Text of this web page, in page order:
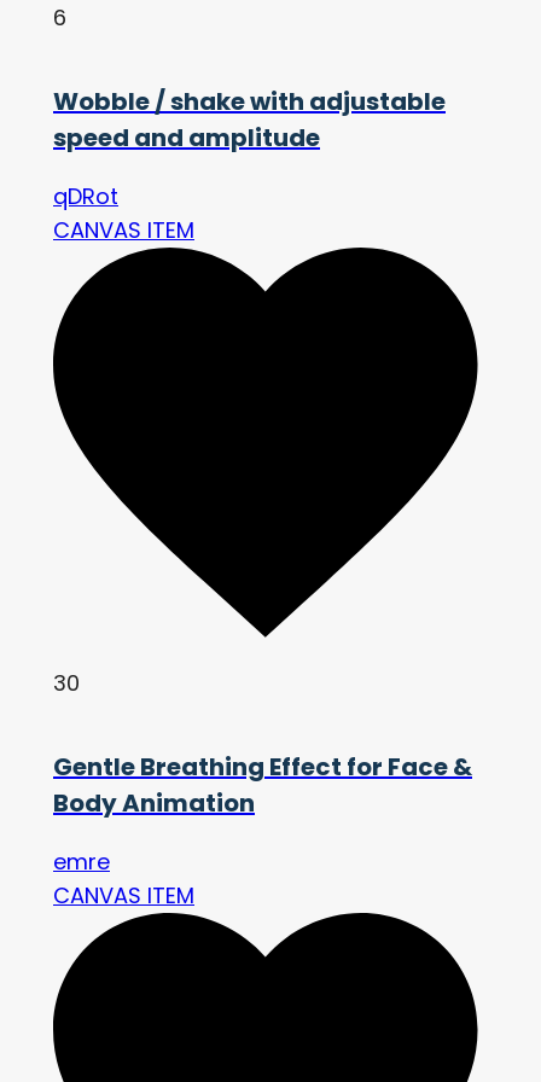
6
Wobble / shake with adjustable
speed and amplitude
qDRot
CANVAS ITEM
30
Gentle Breathing Effect for Face &
Body Animation
emre
CANVAS ITEM